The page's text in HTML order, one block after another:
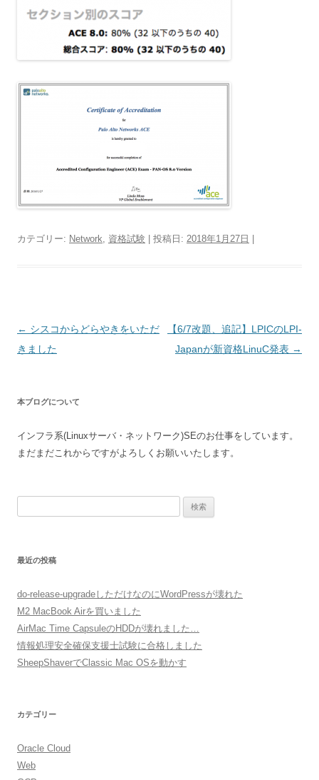
カテゴリー: Network 資格試験 | 投稿日: 2018年1月27日 |
投
稿
ゲ
シ
← シスコからどらやきをいただ
きました
【6/7改題、追記】LPICのLPI-
Japanが新資格LinuC発表 →
本ブログについて
インフラ系(Linuxサーバ・ネットワーク)SEのお仕事をしています。
まだまだこれからですがよろしくお願いいたします。
索:
最近の投稿
do-release-upgradeしただけなのにWordPressが壊れた
M2 MacBook Airを買いました
AirMac Time CapsuleのHDDが壊れました…
情報処理安全確保支援士試験に合格しました
SheepShaverでClassic Mac OSを動かす
カテゴリー
Oracle Cloud
Web